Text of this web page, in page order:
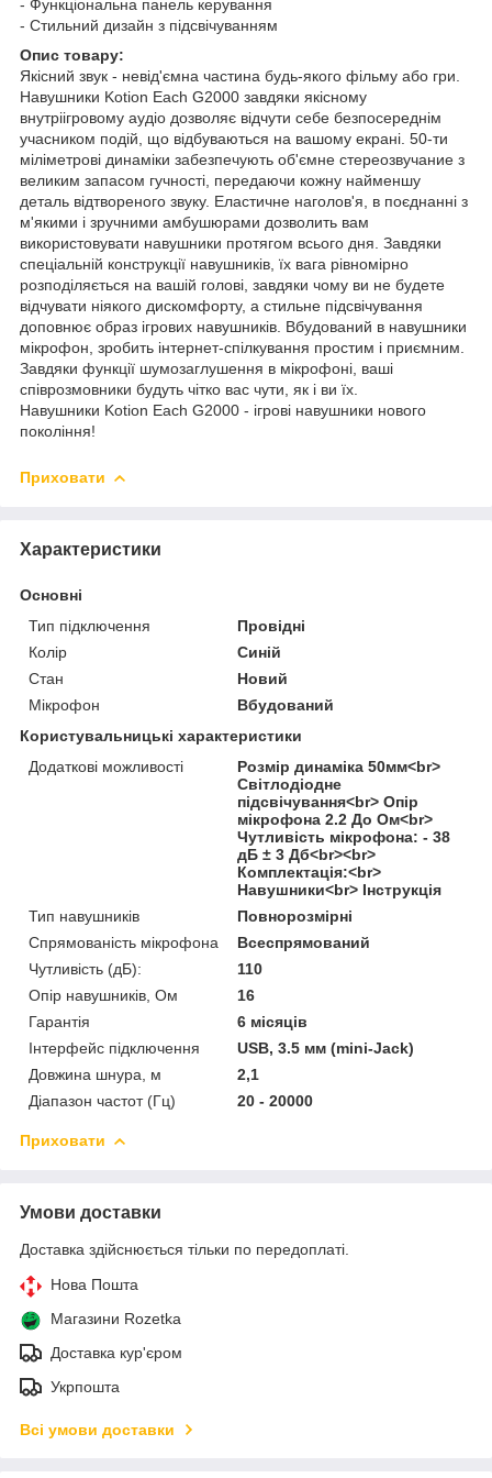
- Функціональна панель керування
- Стильний дизайн з підсвічуванням
Опис товару:
Якісний звук - невід'ємна частина будь-якого фільму або гри.
Навушники Kotion Each G2000 завдяки якісному
внутріігровому аудіо дозволяє відчути себе безпосереднім
учасником подій, що відбуваються на вашому екрані. 50-ти
міліметрові динаміки забезпечують об'ємне стереозвучание з
великим запасом гучності, передаючи кожну найменшу
деталь відтвореного звуку. Еластичне наголов'я, в поєднанні з
м'якими і зручними амбушюрами дозволить вам
використовувати навушники протягом всього дня. Завдяки
спеціальній конструкції навушників, їх вага рівномірно
розподіляється на вашій голові, завдяки чому ви не будете
відчувати ніякого дискомфорту, а стильне підсвічування
доповнює образ ігрових навушників. Вбудований в навушники
мікрофон, зробить інтернет-спілкування простим і приємним.
Завдяки функції шумозаглушення в мікрофоні, ваші
співрозмовники будуть чітко вас чути, як і ви їх.
Навушники Kotion Each G2000 - ігрові навушники нового
покоління!
Приховати
Характеристики
Основні
Тип підключення
Провідні
Колір
Синій
Стан
Новий
Мікрофон
Вбудований
Користувальницькі характеристики
Додаткові можливості
Розмір динаміка 50мм<br>
Світлодіодне
підсвічування<br> Опір
мікрофона 2.2 До Ом<br>
Чутливість мікрофона: - 38
дБ ± 3 Дб<br><br>
Комплектація:<br>
Навушники<br> Інструкція
Тип навушників
Повнорозмірні
Спрямованість мікрофона
Всеспрямований
Чутливість (дБ):
110
Опір навушників, Ом
16
Гарантія
6 місяців
Інтерфейс підключення
USB, 3.5 мм (mini-Jack)
Довжина шнура, м
2,1
Діапазон частот (Гц)
20 - 20000
Приховати
Умови доставки
Доставка здійснюється тільки по передоплаті.
Нова Пошта
Магазини Rozetka
Доставка кур'єром
Укрпошта
Всі умови доставки